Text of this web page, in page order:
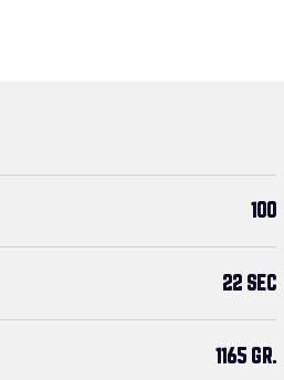
100
22 SEC
1165 GR.